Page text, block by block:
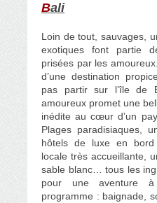
Bali
Loin de tout, sauvages,
exotiques font partie
prisées par les
d’une destination
pas partir sur l’île de
amoureux promet une
inédite au cœur d’un
Plages paradisiaques,
hôtels de luxe en
locale très accueillante,
sable blanc… tous les
pour une aventure à
programme : baignade,